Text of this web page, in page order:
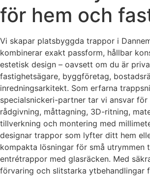
för hem och
Vi skapar platsbyggda trappor i
kombinerar exakt passform, hållbar
estetisk design – oavsett om du är
fastighetsägare, byggföretag,
inredningsarkitekt. Som erfarna
specialsnickeri-partner tar vi ansvar för
rådgivning, måttagning, 3D-ritning,
tillverkning och montering med
designar trappor som lyfter ditt hem
kompakta lösningar för små utrymmen
entrétrappor med glasräcken. Med
förvaring och slitstarka ytbehandlingar